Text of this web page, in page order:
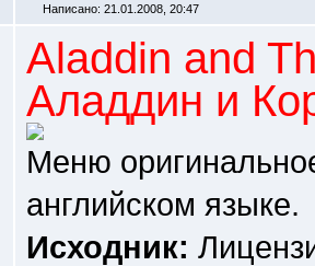
Написано: 21.01.2008, 20:47
Aladdin and
Аладдин и
Меню
английском языке.
Исходник: